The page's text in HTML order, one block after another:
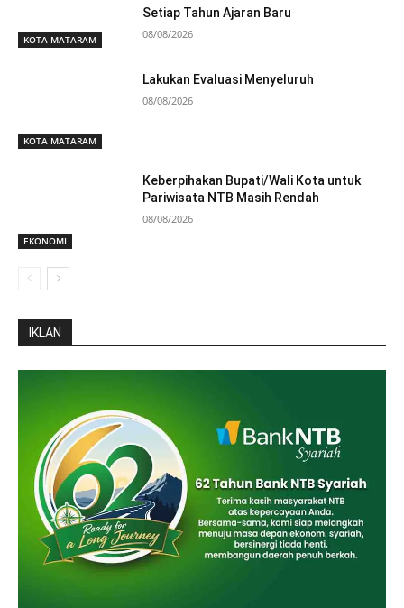
KOTA MATARAM
Setiap Tahun Ajaran Baru
08/08/2026
KOTA MATARAM
Lakukan Evaluasi Menyeluruh
08/08/2026
EKONOMI
Keberpihakan Bupati/Wali Kota untuk
Pariwisata NTB Masih Rendah
08/08/2026
IKLAN